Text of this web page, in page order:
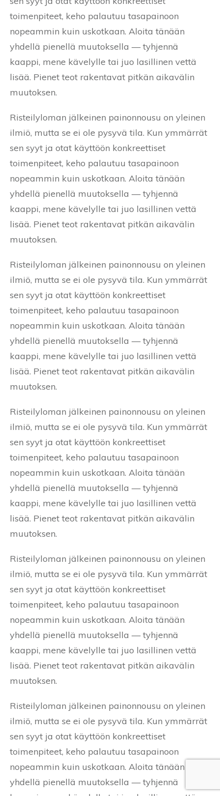
toimenpiteet, keho palautuu tasapainoon
nopeammin kuin uskotkaan. Aloita tänään
yhdellä pienellä muutoksella — tyhjennä
kaappi, mene kävelylle tai juo lasillinen vettä
lisää. Pienet teot rakentavat pitkän aikavälin
muutoksen.
Risteilyloman jälkeinen painonnousu on yleinen
ilmiö, mutta se ei ole pysyvä tila. Kun ymmärrät
sen syyt ja otat käyttöön konkreettiset
toimenpiteet, keho palautuu tasapainoon
nopeammin kuin uskotkaan. Aloita tänään
yhdellä pienellä muutoksella — tyhjennä
kaappi, mene kävelylle tai juo lasillinen vettä
lisää. Pienet teot rakentavat pitkän aikavälin
muutoksen.
Risteilyloman jälkeinen painonnousu on yleinen
ilmiö, mutta se ei ole pysyvä tila. Kun ymmärrät
sen syyt ja otat käyttöön konkreettiset
toimenpiteet, keho palautuu tasapainoon
nopeammin kuin uskotkaan. Aloita tänään
yhdellä pienellä muutoksella — tyhjennä
kaappi, mene kävelylle tai juo lasillinen vettä
lisää. Pienet teot rakentavat pitkän aikavälin
muutoksen.
Risteilyloman jälkeinen painonnousu on yleinen
ilmiö, mutta se ei ole pysyvä tila. Kun ymmärrät
sen syyt ja otat käyttöön konkreettiset
toimenpiteet, keho palautuu tasapainoon
nopeammin kuin uskotkaan. Aloita tänään
yhdellä pienellä muutoksella — tyhjennä
kaappi, mene kävelylle tai juo lasillinen vettä
lisää. Pienet teot rakentavat pitkän aikavälin
muutoksen.
Risteilyloman jälkeinen painonnousu on yleinen
ilmiö, mutta se ei ole pysyvä tila. Kun ymmärrät
sen syyt ja otat käyttöön konkreettiset
toimenpiteet, keho palautuu tasapainoon
nopeammin kuin uskotkaan. Aloita tänään
yhdellä pienellä muutoksella — tyhjennä
kaappi, mene kävelylle tai juo lasillinen vettä
lisää. Pienet teot rakentavat pitkän aikavälin
muutoksen.
Risteilyloman jälkeinen painonnousu on yleinen
ilmiö, mutta se ei ole pysyvä tila. Kun ymmärrät
sen syyt ja otat käyttöön konkreettiset
toimenpiteet, keho palautuu tasapainoon
nopeammin kuin uskotkaan. Aloita tänään
yhdellä pienellä muutoksella — tyhjennä